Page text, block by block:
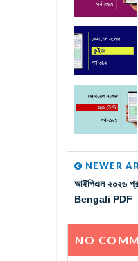
NEWER
আইপিএল ২০২৬
Bengali PDF
NO